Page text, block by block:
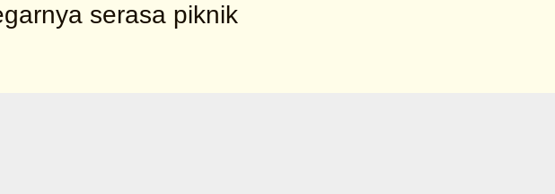
serasa piknik